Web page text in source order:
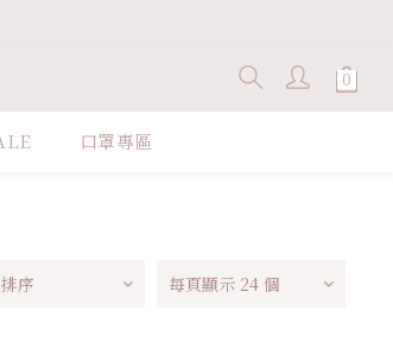
口罩專區
序 每頁顯示 24 個